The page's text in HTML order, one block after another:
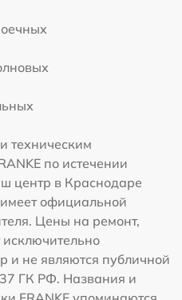
техническим
по истечении
центр в Краснодаре
официальной
Цены на ремонт,
и не являются публичной
ГК РФ. Названия и